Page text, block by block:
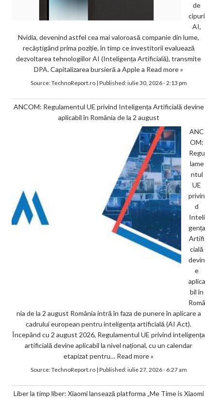
de
cipuri
AI,
Nvidia, devenind astfel cea mai valoroasă companie din lume,
recâștigând prima poziție, în timp ce investitorii evaluează
dezvoltarea tehnologiilor AI (Inteligența Artificială), transmite
DPA. Capitalizarea bursieră a Apple a Read more »
Source:TechnoReport.ro| Published:iulie 30, 2026 - 2:13 pm
ANCOM: Regulamentul UE privind Inteligența Artificială devine
aplicabil în România de la 2 august
ANC
OM:
Regu
lame
ntul
UE
privin
d
Inteli
gența
Artifi
cială
devin
e
aplica
bil în
Româ
nia de la 2 august România intră în faza de punere în aplicare a
cadrului european pentru inteligența artificială (AI Act).
Începând cu 2 august 2026, Regulamentul UE privind inteligența
artificială devine aplicabil la nivel național, cu un calendar
etapizat pentru… Read more »
Source:TechnoReport.ro| Published:iulie 27, 2026 - 6:27 am
Liber la timp liber: Xiaomi lansează platforma „Me Time is Xiaomi